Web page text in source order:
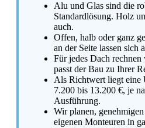
Alu und Glas sind die
Standardlösung. Holz
auch.
Offen, halb oder ganz
an der Seite lassen sich
Für jedes Dach
passt der Bau zu Ihrer
Als Richtwert liegt eine
7.200 bis 13.200 €, je
Ausführung.
Wir planen,
eigenen Monteuren in